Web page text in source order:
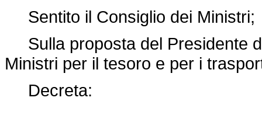
Sentito il Consiglio dei Ministri;
Sulla proposta del Presidente
Ministri per il tesoro e per i
Decreta: